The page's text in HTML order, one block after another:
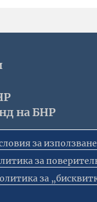
на БНР
за
за
за